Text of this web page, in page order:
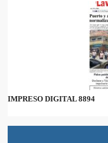
IMPRESO DIGITAL 8894